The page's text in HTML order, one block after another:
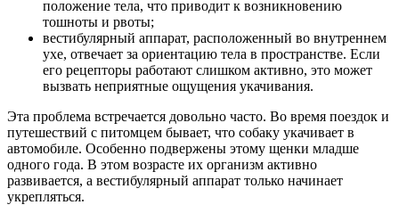
положение тела, что приводит к возникновению
тошноты и рвоты;
вестибулярный аппарат, расположенный во внутреннем
ухе, отвечает за ориентацию тела в пространстве. Если
его рецепторы работают слишком активно, это может
вызвать неприятные ощущения укачивания.
Эта проблема встречается довольно часто. Во время поездок и
путешествий с питомцем бывает, что собаку укачивает в
автомобиле. Особенно подвержены этому щенки младше
одного года. В этом возрасте их организм активно
развивается, а вестибулярный аппарат только начинает
укрепляться.